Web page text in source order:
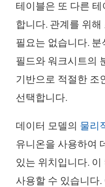
테이블은 또 다른
합니다. 관계를 위
필요는 없습니다.
필드와 워크시트의
기반으로 적절한 조
선택합니다.
데이터 모델의 물리
유니온을 사용하여
있는 위치입니다.
사용할 수 있습니다